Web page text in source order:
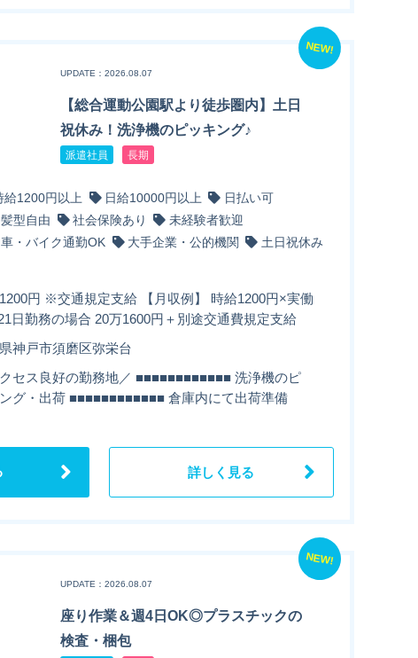
NEW!
UPDATE：2026.08.07
【総合運動公園駅より徒歩圏内】土日
祝休み！洗浄機のピッキング♪
派遣社員 長期
給1200円以上 日給10000円以上
日払い可
型自由 社会保険あり
未経験者歓迎
車・バイク通勤OK 大手企業・公的機関
土日祝休み
円 ※交通規定支給 【月収例】 時給1200円×実働
日勤務の場合 20万1600円＋別途交通費規定支給
神戸市須磨区弥栄台
セス良好の勤務地／ ■■■■■■■■■■■■ 洗浄機のピ
グ・出荷 ■■■■■■■■■■■■ 倉庫内にて出荷準備
詳しく見る
NEW!
UPDATE：2026.08.07
座り作業＆週4日OK◎プラスチックの
検査・梱包